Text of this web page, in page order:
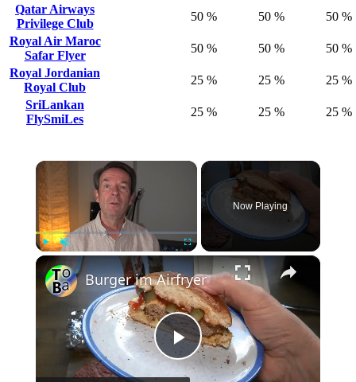
Qatar Airways
Privilege Club
50 % 50 %
50 %
Royal Air Maroc
Safar Flyer
50 % 50 %
50 %
Royal Jordanian
Royal Club
25 % 25 %
25 %
SriLankan
FlySmiLes
25 % 25 % 25 %
Unmute Fullscreen
Now Playing
×
Play
Burger im Airfryer